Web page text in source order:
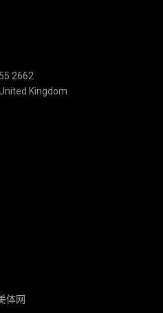
2662
Kingdom
体网